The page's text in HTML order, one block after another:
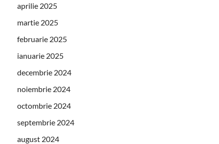
aprilie 2025
martie 2025
februarie 2025
ianuarie 2025
decembrie 2024
noiembrie 2024
octombrie 2024
septembrie 2024
august 2024